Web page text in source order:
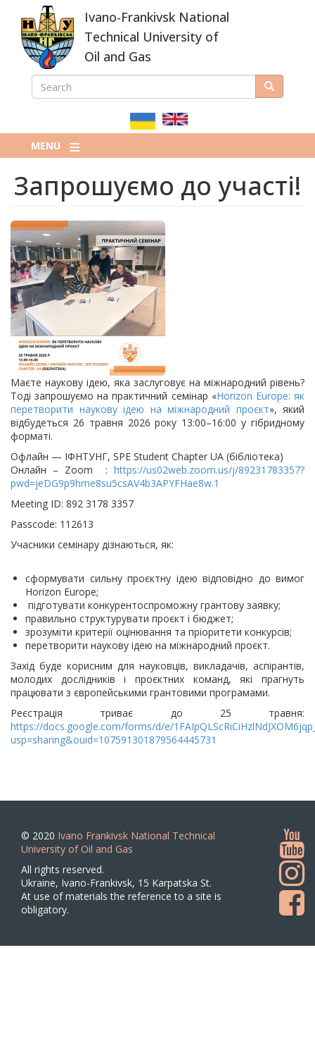
main
content
Ivano-Frankivsk National
Technical University of
Oil and Gas
ПОШУКОВА
SEARCH Search
MENU
Запрошуємо до участі!
Маєте наукову ідею, яка заслуговує на міжнародний рівень?
Тоді запрошуємо на практичний семінар «Horizon Europe: як
перетворити наукову ідею на міжнародний проєкт», який
відбудеться 26 травня 2026 року 13:00–16:00 у гібридному
форматі.
Офлайн — ІФНТУНГ, SPE Student Chapter UA (бібліотека)
Онлайн – Zoom : https://us02web.zoom.us/j/89231783357?
pwd=jeDG9p9hme8su5csAV4b3APYFHae8w.1
Meeting ID: 892 3178 3357
Passcode: 112613
Учасники семінару дізнаються, як:
сформувати сильну проєктну ідею відповідно до вимог
Horizon Europe;
підготувати конкурентоспроможну грантову заявку;
правильно структурувати проєкт і бюджет;
зрозуміти критерії оцінювання та пріоритети конкурсів;
перетворити наукову ідею на міжнародний проєкт.
Захід буде корисним для науковців, викладачів, аспірантів,
молодих дослідників і проєктних команд, які прагнуть
працювати з європейськими грантовими програмами.
Реєстрація триває до 25 травня:
https://docs.google.com/forms/d/e/
usp=sharing&ouid=107591301879564445731
© 2020 Ivano Frankivsk National Technical
University of Oil and Gas
All rights reserved.
Ukraine, Ivano-Frankivsk, 15 Karpatska St.
At use of materials the reference to a site is
obligatory.